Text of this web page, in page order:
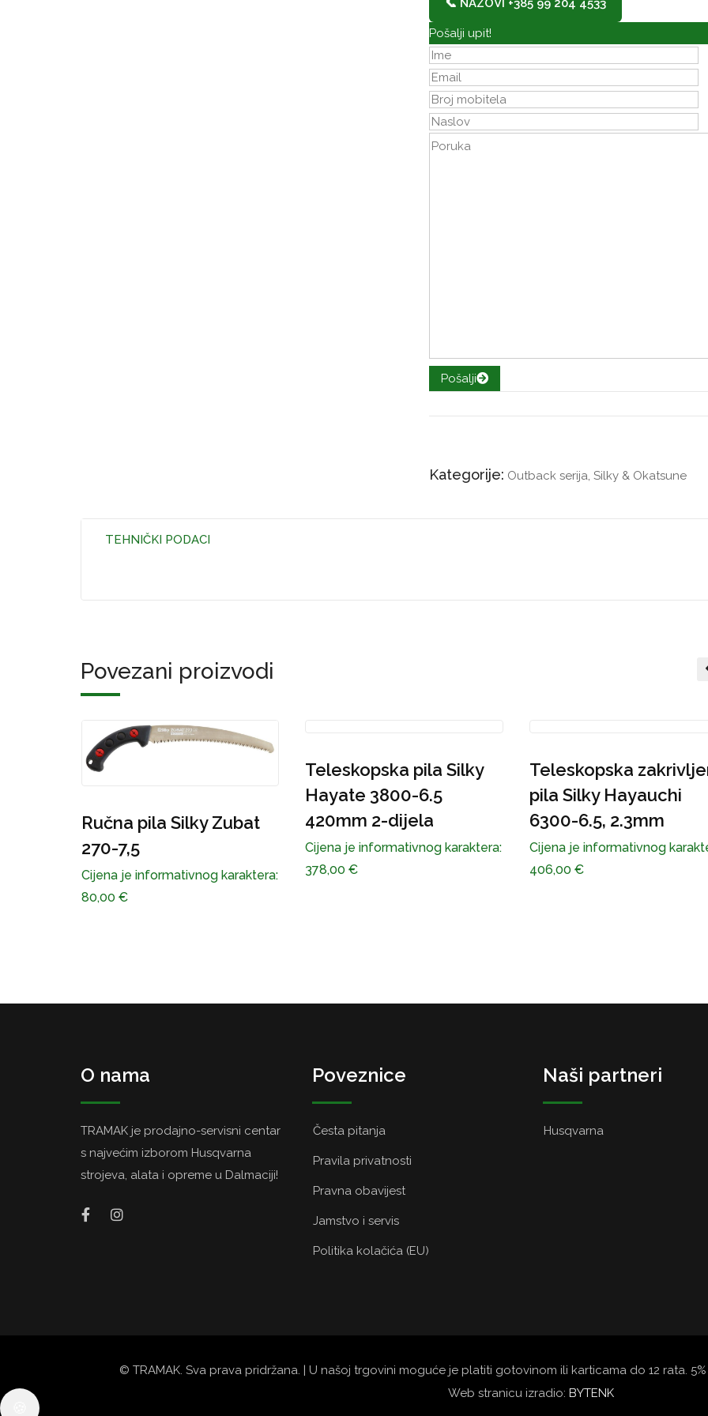
📞 NAZOVI +385 99 204 4533
Pošalji upit!
Pošalji
Kategorije: Outback serija, Silky & Okatsune
TEHNIČKI PODACI
Povezani proizvodi
Ručna pila Silky Zubat
270-7,5
Cijena je informativnog karaktera:
80,00 €
Teleskopska pila Silky
Hayate 3800-6.5
420mm 2-dijela
Cijena je informativnog karaktera:
378,00 €
Teleskopska
pila Silky Hayauchi
6300-6.5, 2.3mm
Cijena je informativnog
406,00 €
O nama
TRAMAK je prodajno-servisni centar
s najvećim izborom Husqvarna
strojeva, alata i opreme u Dalmaciji!
Poveznice
Česta pitanja
Pravila privatnosti
Pravna obavijest
Jamstvo i servis
Politika kolačića (EU)
Naši partneri
Husqvarna
© TRAMAK. Sva prava pridržana. | U našoj trgovini moguće je platiti gotovinom ili karticama do 12 rata.
Web stranicu izradio: BYTENK